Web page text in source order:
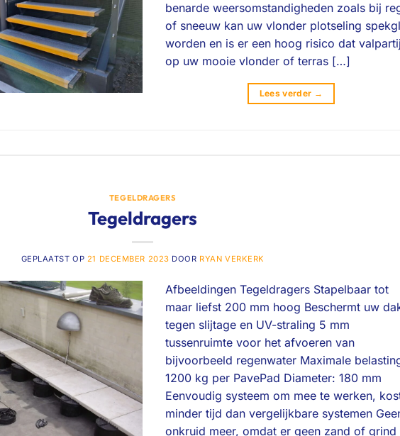
benarde weersomstandigheden zoals bij
of sneeuw kan uw vlonder plotseling
worden en is er een hoog risico dat
op uw mooie vlonder of terras […]
Lees verder →
TEGELDRAGERS
Tegeldragers
GEPLAATST OP 21 DECEMBER 2023 DOOR RYAN VERKERK
Afbeeldingen Tegeldragers Stapelbaar tot
maar liefst 200 mm hoog Beschermt uw
tegen slijtage en UV-straling 5 mm
tussenruimte voor het afvoeren van
bijvoorbeeld regenwater Maximale
1200 kg per PavePad Diameter: 180 mm
Eenvoudig systeem om mee te werken,
minder tijd dan vergelijkbare systemen
onkruid meer, omdat er geen zand of grind